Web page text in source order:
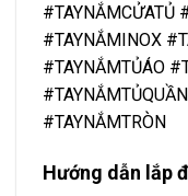
#TAYNẮMCỬATỦ
#TAYNẮMINOX
#TAYNẮMTỦÁO
#TAYNẮMTRÒN
Hướng dẫn lắp